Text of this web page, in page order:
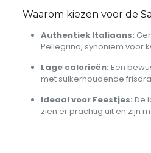
Waarom kiezen voor de
Authentiek Italiaans:
Pellegrino, synoniem voor
Lage calorieën: Een
met suikerhoudende
Ideaal voor Feestjes: De
zien er prachtig uit en zijn